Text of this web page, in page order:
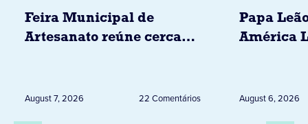
Feira Municipal de
Artesanato reúne cerca
August 7, 2026 22 Comentários
Papa
América
Peru
August 6, 2026